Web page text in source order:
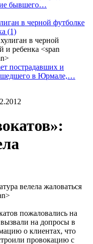
бывшего…
в черной футболке
(1)
пострадавших и
в Юрмале,…
пожаловались на
на допросы в
о клиентах, что
провокацию с